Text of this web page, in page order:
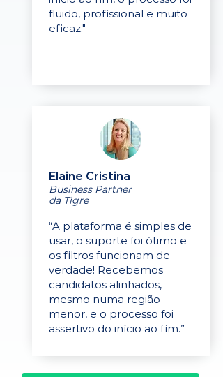
fluido, profissional e muito
eficaz."
Elaine Cristina
Business Partner
da Tigre
“A plataforma é simples de
usar, o suporte foi ótimo e
os filtros funcionam de
verdade! Recebemos
candidatos alinhados,
mesmo numa região
menor, e o processo foi
assertivo do início ao fim.”